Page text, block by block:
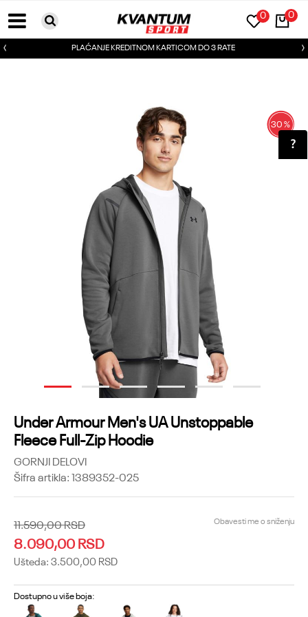
0
0
PLAĆANJE KREDITNOM KARTICOM DO 3 RATE
1 2 3 4 5 6
30%
Under Armour Men's UA Unstoppable
Fleece Full-Zip Hoodie
GORNJI DELOVI
Šifra artikla:1389352-025
11.590,00RSD
8.090,00RSD
Ušteda: 3.500,00 RSD
Obavesti me o sniženju
Dostupno u više boja: